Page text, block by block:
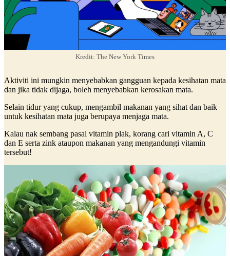
Kredit: The New York Times
Aktiviti ini mungkin menyebabkan gangguan kepada kesihatan mata
dan jika tidak dijaga, boleh menyebabkan kerosakan mata.
Selain tidur yang cukup, mengambil makanan yang sihat dan baik
untuk kesihatan mata juga berupaya menjaga mata.
Kalau nak sembang pasal vitamin plak, korang cari vitamin A, C
dan E serta zink ataupon makanan yang mengandungi vitamin
tersebut!